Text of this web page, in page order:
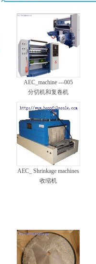
AEC_machine ---005
分切机和复卷机
AEC_ Shrinkage machines
收缩机